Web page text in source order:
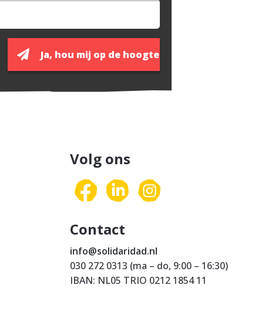
Volg ons
Contact
info@solidaridad.nl
030 272 0313 (ma – do, 9:00 – 16:30)
IBAN: NL05 TRIO 0212 1854 11